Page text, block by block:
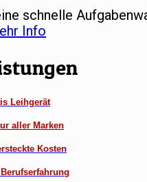
schnelle
Info
Leihgerät
aller Marken
Kosten